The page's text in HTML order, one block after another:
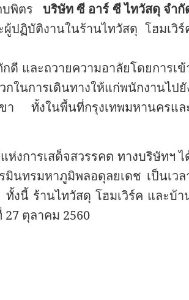
บพิตร บริษัท ซี อาร์ ซี ไทวัสดุ จำกั
ผู้ปฏิบัติงานในร้านไทวัสดุ โฮมเวิร์
ดี และถวายความอาลัยโดยการเข้
ในการเดินทางให้แก่พนักงานไปยั
า ทั้งในพื้นที่กรุงเทพมหานครแล
งการเสด็จสวรรคต ทางบริษัทฯ ไ
นทรมหาภูมิพลอดุลยเดช เป็นเวล
งนี้ ร้านไทวัสดุ โฮมเวิร์ค และบ้า
ตุลาคม 2560